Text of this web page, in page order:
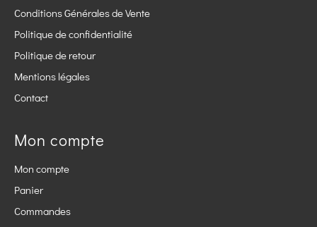
Conditions Générales de Vente
Politique de confidentialité
Politique de retour
Mentions légales
Contact
Mon compte
Mon compte
Panier
Commandes